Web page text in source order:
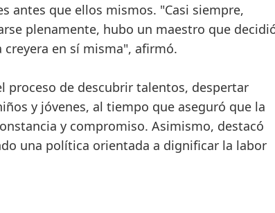
antes que ellos mismos. "Casi siempre,
plenamente, hubo un maestro que
en sí misma", afirmó.
proceso de descubrir talentos, despertar
y jóvenes, al tiempo que aseguró que la
y compromiso. Asimismo, destacó
una política orientada a dignificar la labor